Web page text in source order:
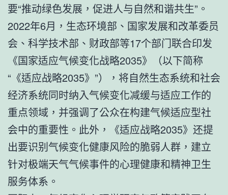
要“推动绿色发展，促进人与自然和谐共生”。
2022年6月，生态环境部、国家发展和改革委员
会、科学技术部、财政部等17个部门联合印发
《国家适应气候变化战略2035》（以下简称
“《适应战略2035》”），将自然生态系统和社会
经济系统同时纳入气候变化减缓与适应工作的
重点领域，并强调了公众在构建气候适应型社
会中的重要性。此外，《适应战略2035》还提
出要识别气候变化健康风险的脆弱人群，建立
针对极端天气气候事件的心理健康和精神卫生
服务体系。